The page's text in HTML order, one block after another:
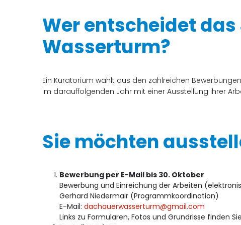
Wer entscheidet
Wasserturm?
Ein Kuratorium wählt aus den zahlreichen
im darauffolgenden Jahr mit einer Ausstellung ihrer
Sie möchten
Bewerbung per E-Mail bis 30. Oktober
Bewerbung und Einreichung der Arbeiten
Gerhard Niedermair (Programmkoordination)
E-Mail:dachauerwasserturm@gmail.com
Links zu Formularen, Fotos und Grundrisse finden